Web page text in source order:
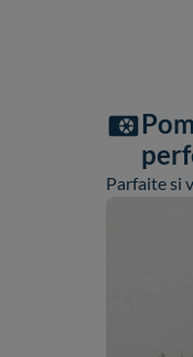
Parfaite si